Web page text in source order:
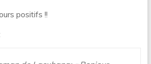
positifs !!